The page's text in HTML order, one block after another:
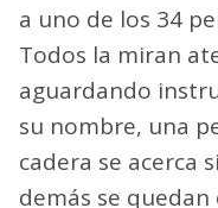
a uno de los 34
Todos la miran
aguardando
su nombre, una
cadera se acerca
demás se